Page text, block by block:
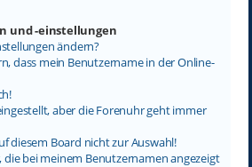
und -einstellungen
ändern?
dass mein Benutzername in der Online-
aber die Forenuhr geht immer
diesem Board nicht zur Auswahl!
die bei meinem Benutzernamen angezeigt